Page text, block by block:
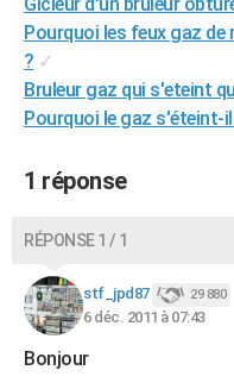
Carte de Noël
Carte Bonne année
Carte Saint-Valentin
Carte Pâques
Carte d'anniversaire
DICTIONNAIRE
Dictionnaire
Biographies
Citations
Expressions
Proverbes
PROGRAMME TV
COPAINS D'AVANT
S'inscrire
Se connecter
Lycées
Collèges
Primaires
Universités
Entreprises
Service militaire
Avis de recherche
AVIS DE DÉCÈS
FORUM
Pourquoi les feux gaz
? ✓
Bruleur gaz qui s'eteint
Pourquoi le gaz s'éteint-
1 réponse
RÉPONSE 1 / 1
stf_jpd87 29 880
6 déc. 2011 à 07:43
Bonjour